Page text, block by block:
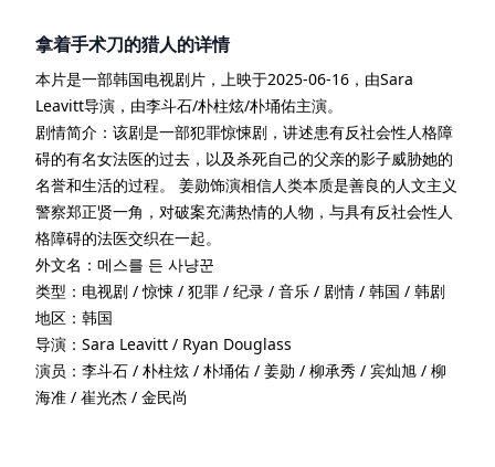
拿着手术刀的猎人的详情
本片是一部韩国电视剧片 ，上映于2025-06-16 ，由Sara
Leavitt导演 ，由李斗石/朴柱炫/朴埇佑主演。
剧情简介： 该剧是一部犯罪惊悚剧，讲述患有反社会性人格障
碍的有名女法医的过去，以及杀死自己的父亲的影子威胁她的
名誉和生活的过程。 姜勋饰演相信人类本质是善良的人文主义
警察郑正贤一角，对破案充满热情的人物，与具有反社会性人
格障碍的法医交织在一起。
外文名： 메스를 든 사냥꾼
类型： 电视剧 / 惊悚 / 犯罪 / 纪录 / 音乐 / 剧情 / 韩国 / 韩剧
地区： 韩国
导演： Sara Leavitt / Ryan Douglass
演员： 李斗石 / 朴柱炫 / 朴埇佑 / 姜勋 / 柳承秀 / 宾灿旭 / 柳
海准 / 崔光杰 / 金民尚